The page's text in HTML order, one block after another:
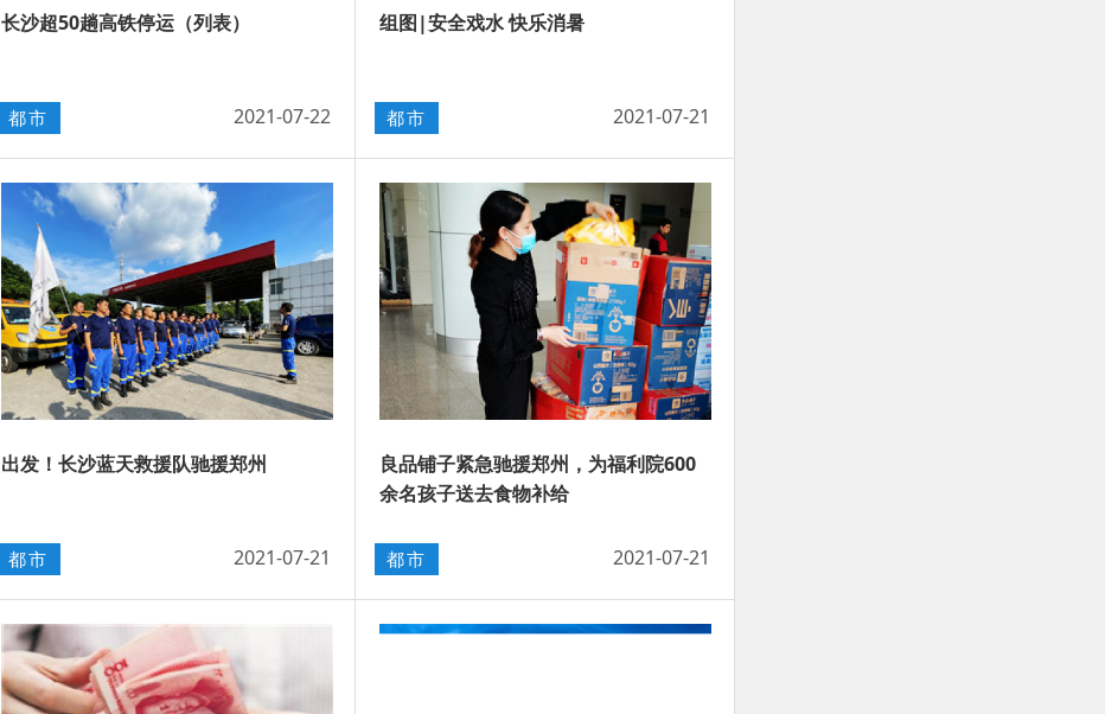
长沙超50趟高铁停运（列表）
都市 2021-07-22
组图|安全戏水 快乐消暑
都市 2021-07-21
出发！长沙蓝天救援队驰援郑州
都市 2021-07-21
良品铺子紧急驰援郑州，为福利院600
余名孩子送去食物补给
都市 2021-07-21